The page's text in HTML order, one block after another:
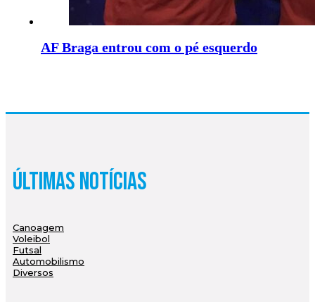
AF Braga entrou com o pé esquerdo
Últimas Notícias
Canoagem
Voleibol
Futsal
Automobilismo
Diversos